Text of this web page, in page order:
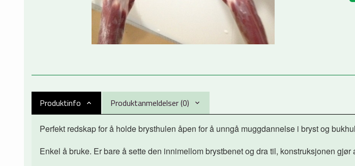
Produktinfo Produktanmeldelser (0)
Perfekt redskap for å holde brysthulen åpen for å unngå muggdannelse i bryst og
Enkel å bruke. Er bare å sette den innimellom brystbenet og dra til, konstruksjonen